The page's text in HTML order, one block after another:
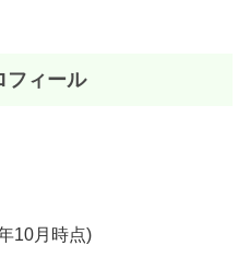
ィール
10月時点)